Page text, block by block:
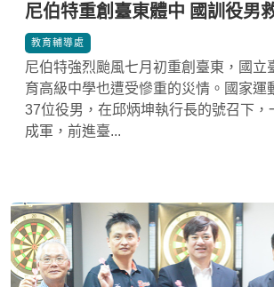
尼伯特重創臺東體中 國訓役男
教育輔導處 *
尼伯特強烈颱風七月初重創臺東，國立
育高級中學也遭受慘重的災情。國家運
37位役男，在邱炳坤執行長的號召下，
成軍，前進臺...